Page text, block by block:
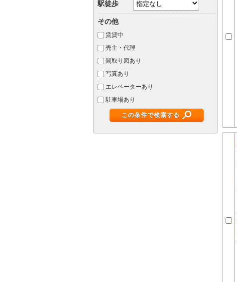
駅徒歩
その他
賃貸中
売主・代理
間取り図あり
写真あり
エレベーターあり
駐車場あり
この条件で検索する